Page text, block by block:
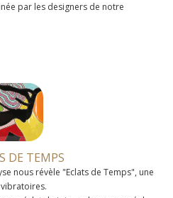
par les designers de notre
DE TEMPS
nous révèle "Eclats de Temps", une